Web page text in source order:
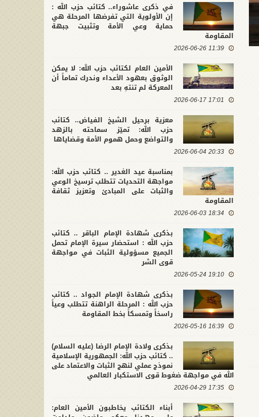
في ذكرى عاشوراء.. كتائب حزب الله :
إن الأولوية التي تفرضها المرحلة هي
حماية وعي الأمة وتثبيت جبهة
المقاومة
11:39 2026-06-26
الأمين العام لكتائب حزب الله: لا يمكن
الوثوق بعهود الأعداء وندرك تماماً أن
المعركة لم تنتهِ بعد
17:01 2026-06-17
معزية برحيل الشيخ الفياض.. كتائب
حزب الله: تميّز سماحته بالزهد
والتواضع وحمل هموم الأمة وقضاياها
20:33 2026-06-04
بمناسبة عيد الغدير .. كتائب حزب الله:
مواجهة التحديات تتطلب ترسيخ الوعي
والثبات على المبادئ وتعزيز ثقافة
المقاومة
18:34 2026-06-03
بذكرى شهادة الإمام الباقر .. كتائب
حزب الله : استحضار سيرة الإمام تحمل
الجميع مسؤولية الثبات في مواجهة
قوى الشر
19:10 2026-05-24
بذكرى شهادة الإمام الجواد .. كتائب
حزب الله : المرحلة الراهنة تتطلب وعياً
راسخاً وتمسكاً بخط المقاومة
16:39 2026-05-16
بذكرى ولادة الإمام الرضا (عليه السلام)
.. كتائب حزب الله: الجمهورية الإسلامية
نموذج عملي لنهج الثبات والاعتماد على
الله في مواجهة ضغوط قوى الاستكبار العالمي
17:35 2026-04-29
أبناء الكتائب يخاطبون الأمين العام: